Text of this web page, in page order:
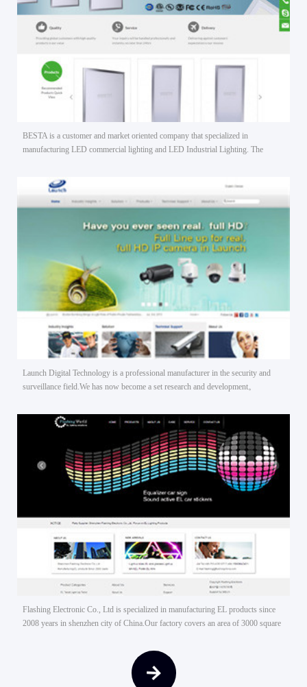
BESTA is a customer and market oriented company that specialized in
manufacturing LED commercial lighting and LED Industrial Lighting. The
Launch Digital Technology is a professional manufacturer in the security and
surveillance field.We has now become a set research and development。
Flashing Electronic
Flashing Electronic Co., Ltd is specialized in manufacturing EL products since
2008 years in shenzhen city of China.Our factory covers an area of 3000 square
and a quality control team with 10 persons.